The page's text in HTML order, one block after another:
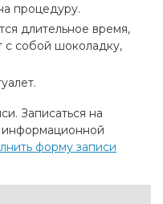
процедуру.
длительное время,
с собой шоколадку,
Записаться на
форму записи